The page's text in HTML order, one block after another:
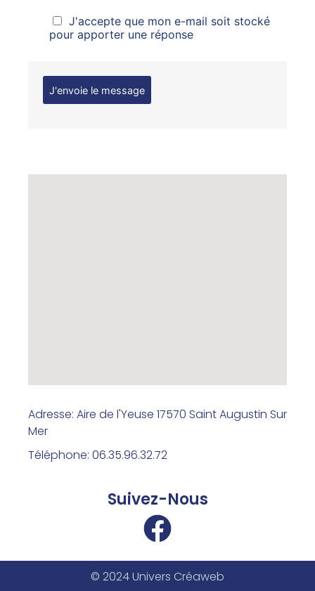
J'accepte que mon e-mail soit stocké
pour apporter une réponse
Adresse: Aire de l'Yeuse 17570 Saint Augustin Sur
Mer
Téléphone: 06.35.96.32.72
Suivez-Nous
© 2024 Univers Créaweb